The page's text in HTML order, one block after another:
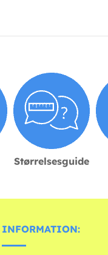
Størrelsesguide
INFORMATION: